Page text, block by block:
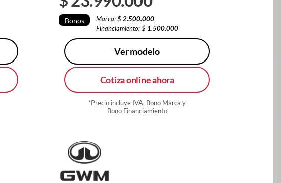
Bonos Marca: $ 2.500.000
Financiamiento: $ 1.500.000
Ver modelo
Cotiza online ahora
*Precio incluye IVA, Bono Marca y
Bono Financiamiento